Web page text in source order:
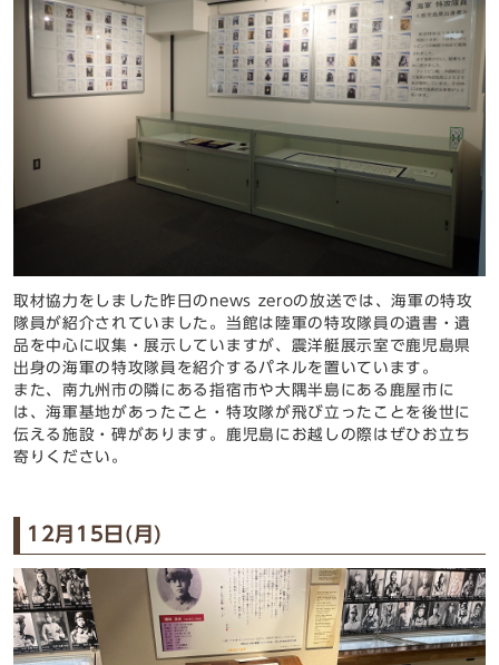
取材協力をしました昨日のnews zeroの放送では、海軍の特攻
隊員が紹介されていました。当館は陸軍の特攻隊員の遺書・遺
品を中心に収集・展示していますが、震洋艇展示室で鹿児島県
出身の海軍の特攻隊員を紹介するパネルを置いています。
また、南九州市の隣にある指宿市や大隅半島にある鹿屋市に
は、海軍基地があったこと・特攻隊が飛び立ったことを後世に
伝える施設・碑があります。鹿児島にお越しの際はぜひお立ち
寄りください。
12月15日(月)